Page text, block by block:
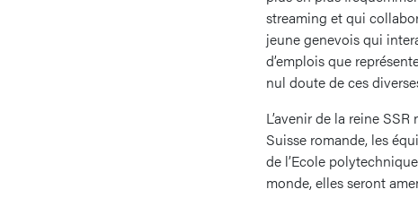
streaming et qui
jeune genevois qui
d’emplois que
nul doute de ces
L’avenir de la reine
Suisse romande, les
de l’Ecole
monde, elles seront